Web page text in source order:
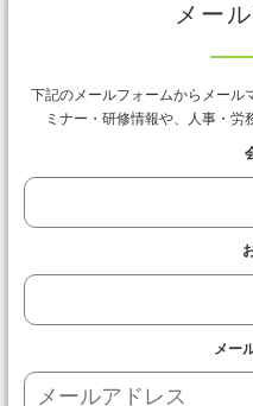
メー
下記のメールフォームからメール
ミナー・研修情報や、人事・労
メー